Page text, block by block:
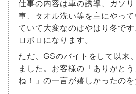
仕事の内容は車の誘導、ガソ
車、タオル洗い等を主にやっ
ていて大変なのはやはり冬で
ロボロになります。
ただ、GSのバイトをして以来
ました。お客様の「ありがと
ね！」の一言が嬉しかったのを